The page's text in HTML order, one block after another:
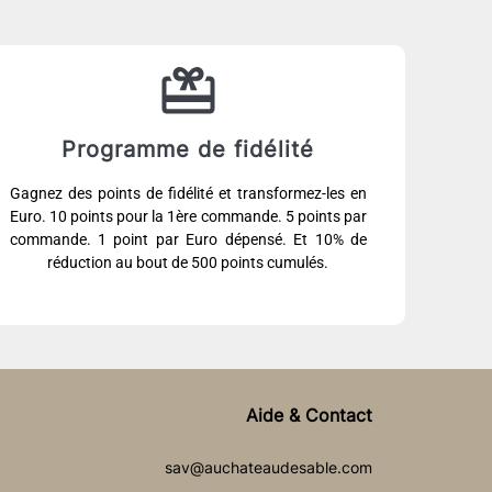
Programme de fidélité
Gagnez des points de fidélité et transformez-les en
Euro. 10 points pour la 1ère commande. 5 points par
commande. 1 point par Euro dépensé. Et 10% de
réduction au bout de 500 points cumulés.
Aide & Contact
sav@auchateaudesable.com